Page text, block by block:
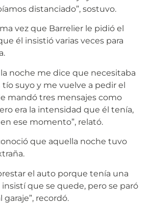
distanciado”, sostuvo.
vez que Barrelier le pidió el
él insistió varias veces para
la noche me dice que necesitaba
tío suyo y me vuelve a pedir el
mandó tres mensajes como
era la intensidad que él tenía,
ese momento”, relató.
que aquella noche tuvo
el auto porque tenía una
insistí que se quede, pero se paró
garaje”, recordó.